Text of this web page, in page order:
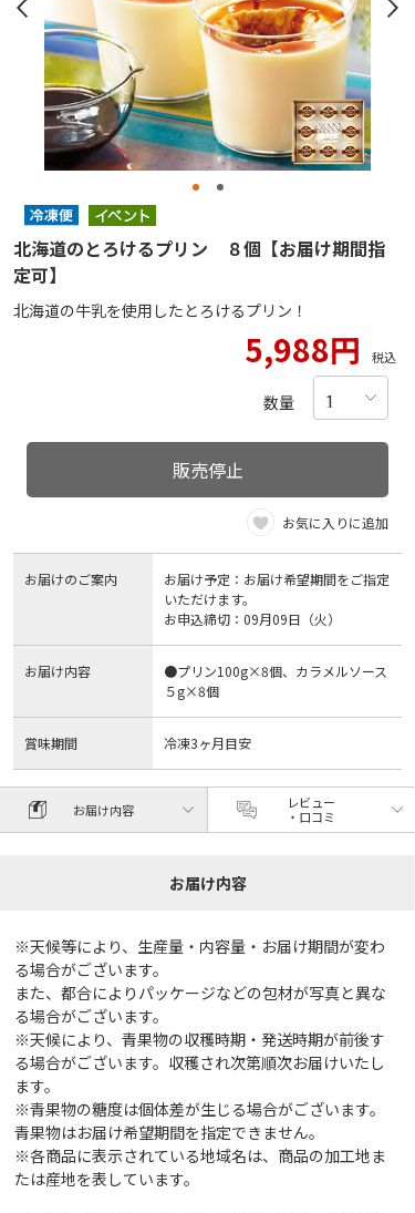
北海道のとろけるプリン ８個【お届け期間指
定可】
北海道の牛乳を使用したとろけるプリン！
5,988円 税込
数量
販売停止
お気に入りに追加
お届けのご案内
お届け予定：お届け希望期間をご指定
いただけます。
お申込締切：09月09日（火）
お届け内容
●プリン100g×8個、カラメルソース
５g×8個
賞味期間 冷凍3ヶ月目安
お届け内容
レビュー
・口コミ
お届け内容
※天候等により、生産量・内容量・お届け期間が変わ
る場合がございます。
また、都合によりパッケージなどの包材が写真と異な
る場合がございます。
※天候により、青果物の収穫時期・発送時期が前後す
る場合がございます。収穫され次第順次お届けいたし
ます。
※青果物の糖度は個体差が生じる場合がございます。
青果物はお届け希望期間を指定できません。
※各商品に表示されている地域名は、商品の加工地ま
たは産地を表しています。